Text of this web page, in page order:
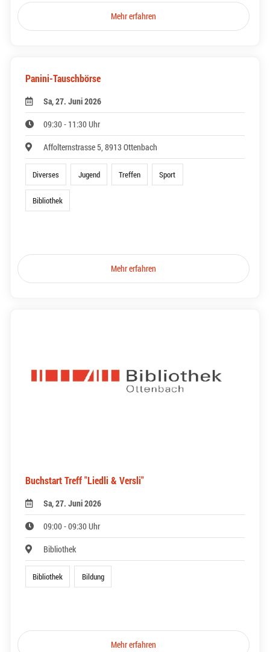
Mehr erfahren
Panini-Tauschbörse
Sa, 27. Juni 2026
09:30 - 11:30 Uhr
Affolternstrasse 5, 8913 Ottenbach
Diverses Jugend Treffen Sport
Bibliothek
Mehr erfahren
Buchstart Treff "Liedli & Versli"
Sa, 27. Juni 2026
09:00 - 09:30 Uhr
Bibliothek
Bibliothek Bildung
Mehr erfahren